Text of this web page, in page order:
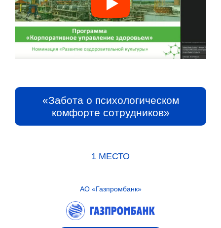
«Забота о психологическом
комфорте сотрудников»
1 МЕСТО
АО «Газпромбанк»